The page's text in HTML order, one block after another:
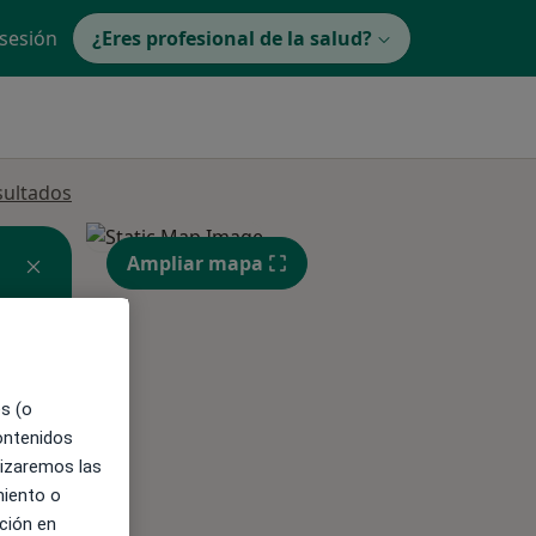
¿Eres profesional de la salud?
Ampliar mapa
(o
las
o
en